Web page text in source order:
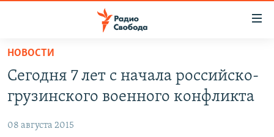
упрощенного
доступа
основному
ПОДКАСТЫ
АВТОРСКИЕ ПРОЕКТЫ
ЦИТАТЫ СВОБОДЫ
НОВОСТИ
Сегодня 7 лет с начала российско-
грузинского военного конфликта
08 августа 2015